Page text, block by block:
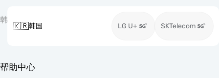
韩
🇰🇷韩国 LG U+ SKTelecom
帮助中心